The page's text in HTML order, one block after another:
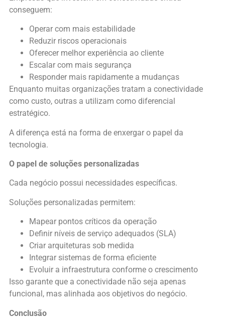
conseguem:
Operar com mais estabilidade
Reduzir riscos operacionais
Oferecer melhor experiência ao cliente
Escalar com mais segurança
Responder mais rapidamente a mudanças
Enquanto muitas organizações tratam a conectividade
como custo, outras a utilizam como diferencial
estratégico.
A diferença está na forma de enxergar o papel da
tecnologia.
O papel de soluções personalizadas
Cada negócio possui necessidades específicas.
Soluções personalizadas permitem:
Mapear pontos críticos da operação
Definir níveis de serviço adequados (SLA)
Criar arquiteturas sob medida
Integrar sistemas de forma eficiente
Evoluir a infraestrutura conforme o crescimento
Isso garante que a conectividade não seja apenas
funcional, mas alinhada aos objetivos do negócio.
Conclusão